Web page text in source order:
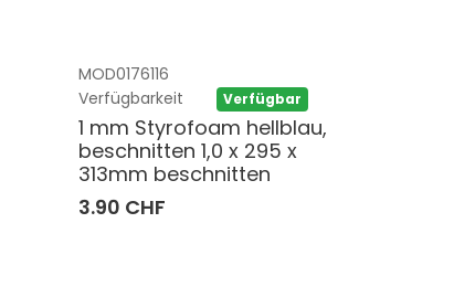
MOD0176116
Verfügbarkeit
Verfügbar
1 mm Styrofoam hellblau,
beschnitten 1,0 x 295 x
313mm beschnitten
3.90 CHF